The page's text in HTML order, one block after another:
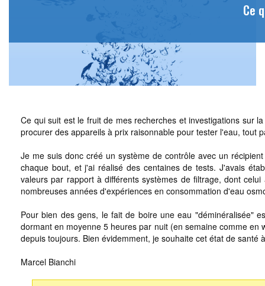
Ce
Ce qui suit est le fruit de mes recherches et investigations sur
procurer des appareils à prix raisonnable pour tester l'eau, tout
Je me suis donc créé un système de contrôle avec un
chaque bout, et j'ai réalisé des centaines de tests. J'avais
valeurs par rapport à différents systèmes de filtrage, dont
nombreuses années d'expériences en consommation d'eau
Pour bien des gens, le fait de boire une eau "déminéralisée"
dormant en moyenne 5 heures par nuit (en semaine comme
depuis toujours. Bien évidemment, je souhaite cet état de santé
Marcel Bianchi